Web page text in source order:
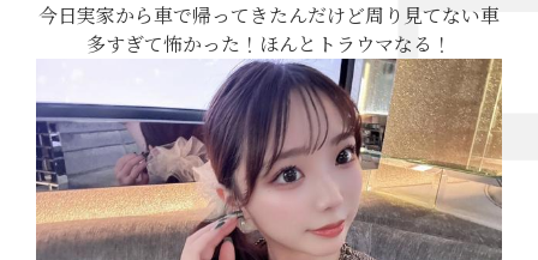
今日実家から車で帰ってきたんだけど周り見てない車
多すぎて怖かった！ほんとトラウマなる！